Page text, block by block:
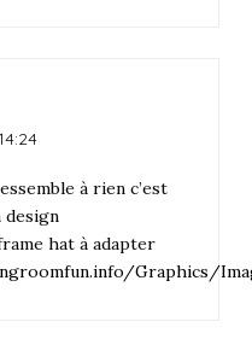
à rien c’est
design
hat à adapter
Graphics/